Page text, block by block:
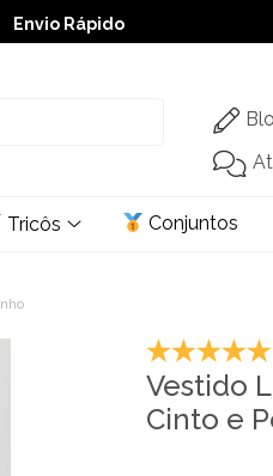
Envio Rápido
– Até 60% OFF
Tricôs Conjuntos
Vestido
Cinto e